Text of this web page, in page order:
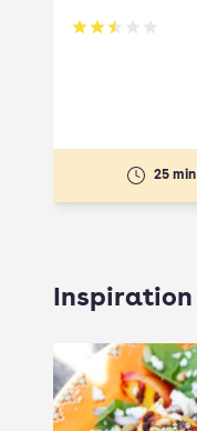
Betyg: 2.5 av 5
25 min
Inspiration